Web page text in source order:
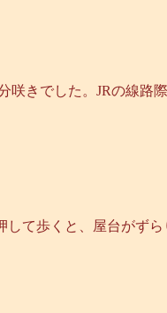
咲きでした。JRの線路
して歩くと、屋台がず